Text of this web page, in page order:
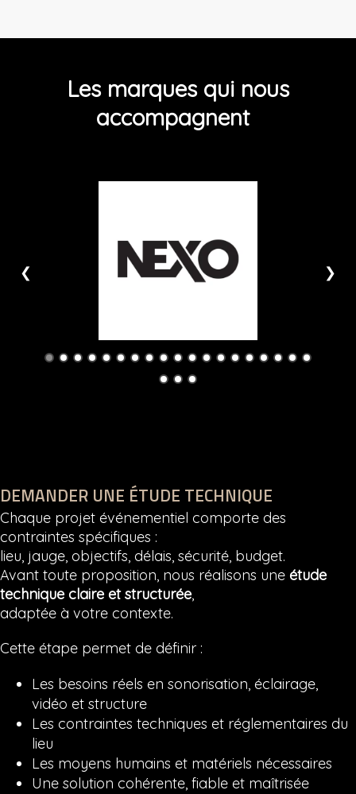
Les marques qui nous
accompagnent
❮ ❯
DEMANDER UNE ÉTUDE TECHNIQUE
Chaque projet événementiel comporte des
contraintes spécifiques :
lieu, jauge, objectifs, délais, sécurité, budget.
Avant toute proposition, nous réalisons une étude
technique claire et structurée
adaptée à votre contexte.
Cette étape permet de définir :
Les besoins réels en sonorisation, éclairage,
vidéo et structure
Les contraintes techniques et réglementaires du
lieu
Les moyens humains et matériels nécessaires
Une solution cohérente, fiable et maîtrisée